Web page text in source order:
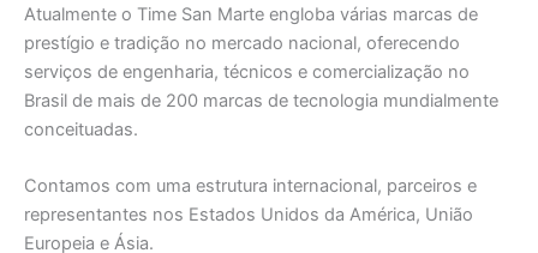
Atualmente o Time San Marte engloba várias marcas de
prestígio e tradição no mercado nacional, oferecendo
serviços de engenharia, técnicos e comercialização no
Brasil de mais de 200 marcas de tecnologia mundialmente
conceituadas.
Contamos com uma estrutura internacional, parceiros e
representantes nos Estados Unidos da América, União
Europeia e Ásia.